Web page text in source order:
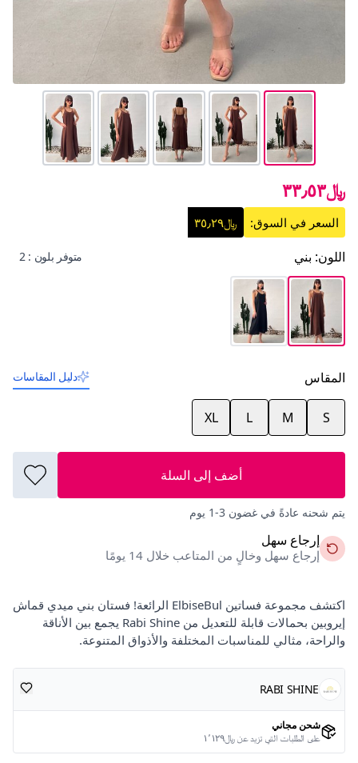
﷼٣٣٫٥٣
السعر في السوق: ﷼٣٥٫٢٩
اللون: بني متوفر بلون : 2
المقاس دليل المقاسات
S
M
L
XL
أضف إلى السلة
يتم شحنه عادةً في غضون 3-1 يوم
إرجاع سهل
إرجاع سهل وخالٍ من المتاعب خلال 14 يومًا
اكتشف مجموعة فساتين ElbiseBul الرائعة! فستان بني ميدي قماش
إيروبين بحمالات قابلة للتعديل من Rabi Shine يجمع بين الأناقة
والراحة، مثالي للمناسبات المختلفة والأذواق المتنوعة.
RABI SHINE
شحن مجاني
على الطلبات التي تزيد عن ﷼١٬١٢٩